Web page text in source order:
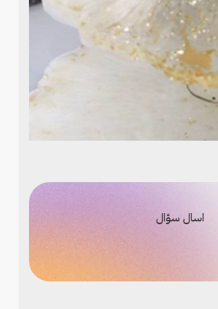
اسال سؤال